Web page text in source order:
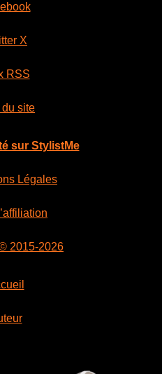
X
RSS
du site
sur StylistMe
Légales
2015-2026